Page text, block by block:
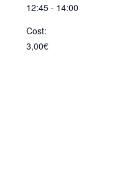
12:45 - 14:00
Cost:
3,00€